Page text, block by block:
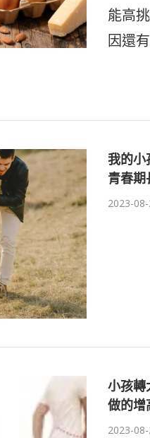
能高
因還
我的小
青春期
2023-
小孩轉
做的增
2023-